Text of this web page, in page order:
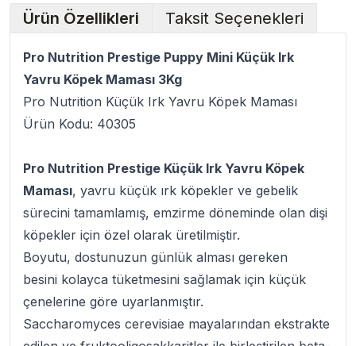
Ürün Özellikleri Taksit Seçenekleri
Pro Nutrition Prestige Puppy Mini Küçük Irk
Yavru Köpek Maması 3Kg
Pro Nutrition Küçük Irk Yavru Köpek Maması
Ürün Kodu: 40305
Pro Nutrition Prestige Küçük Irk Yavru Köpek
Maması, yavru küçük ırk köpekler ve gebelik
sürecini tamamlamış, emzirme döneminde olan dişi
köpekler için özel olarak üretilmiştir.
Boyutu, dostunuzun günlük alması gereken
besini kolayca tüketmesini sağlamak için küçük
çenelerine göre uyarlanmıştır.
Saccharomyces cerevisiae mayalarından ekstrakte